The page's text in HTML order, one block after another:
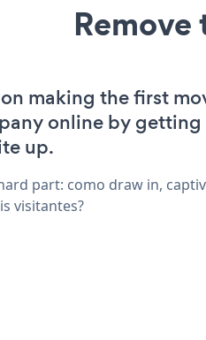
making the first
online by getting
up.
part: como draw in,
visitantes?